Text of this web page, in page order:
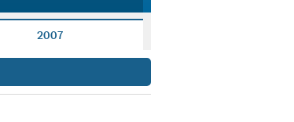
2007